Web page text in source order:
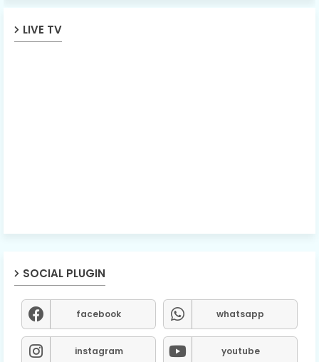
LIVE TV
SOCIAL PLUGIN
facebook whatsapp
instagram youtube